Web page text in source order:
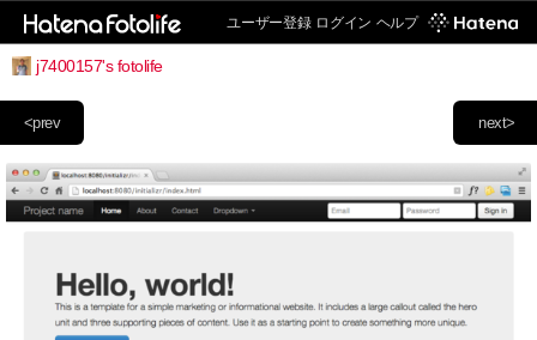
ユーザー登録 ログイン ヘルプ
j7400157's fotolife
next>
<prev